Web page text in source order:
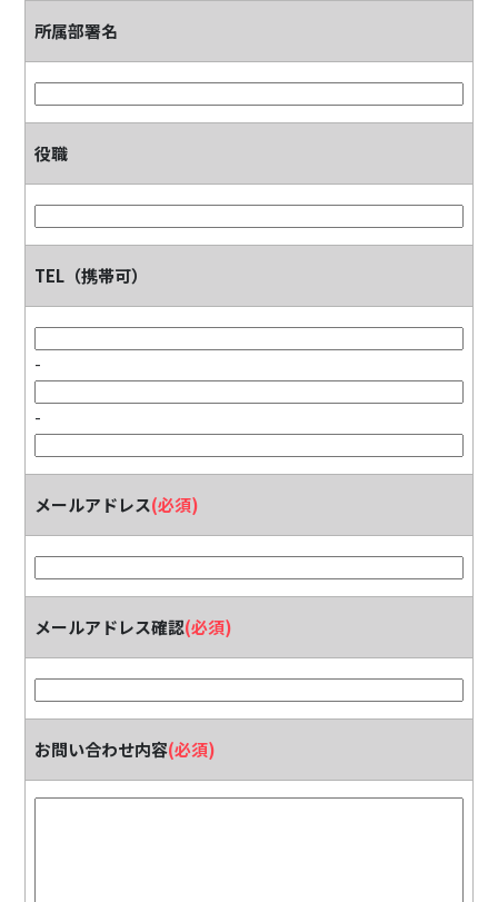
所属部署名
役職
TEL（携帯可）
-
-
メールアドレス(必須)
メールアドレス確認(必須)
お問い合わせ内容(必須)